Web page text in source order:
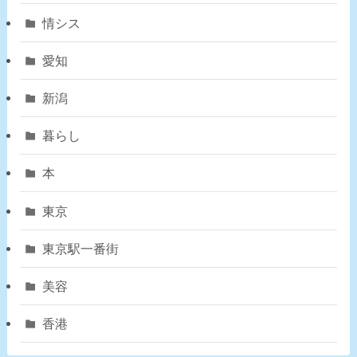
情シス
愛知
新潟
暮らし
本
東京
東京駅一番街
美容
香港